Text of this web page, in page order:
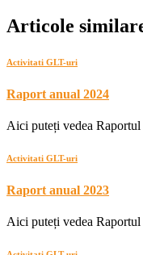
Articole
Activitati GLT-uri
Raport anual 2024
Aici puteți vedea Raportul
Activitati GLT-uri
Raport anual 2023
Aici puteți vedea